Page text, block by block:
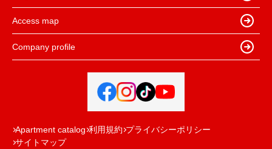
Access map
Company profile
Apartment catalog 利用規約 プライバシーポリシー
サイトマップ